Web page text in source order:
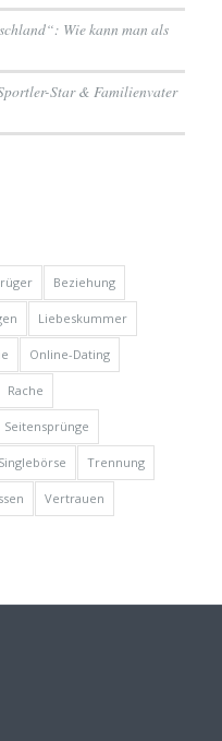
Wie kann man als
Star & Familienvater
Beziehung
Liebeskummer
Online-Dating
Rache
Seitensprünge
Singlebörse Trennung
Vertrauen